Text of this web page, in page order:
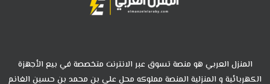
المنزل العربي هو منصة تسوق عبر الانترنت متخصصة في بيع الأجهزة
الكهربائية و المنزلية المنصة مملوكه محل علي بن محمد بن حسين الغانم